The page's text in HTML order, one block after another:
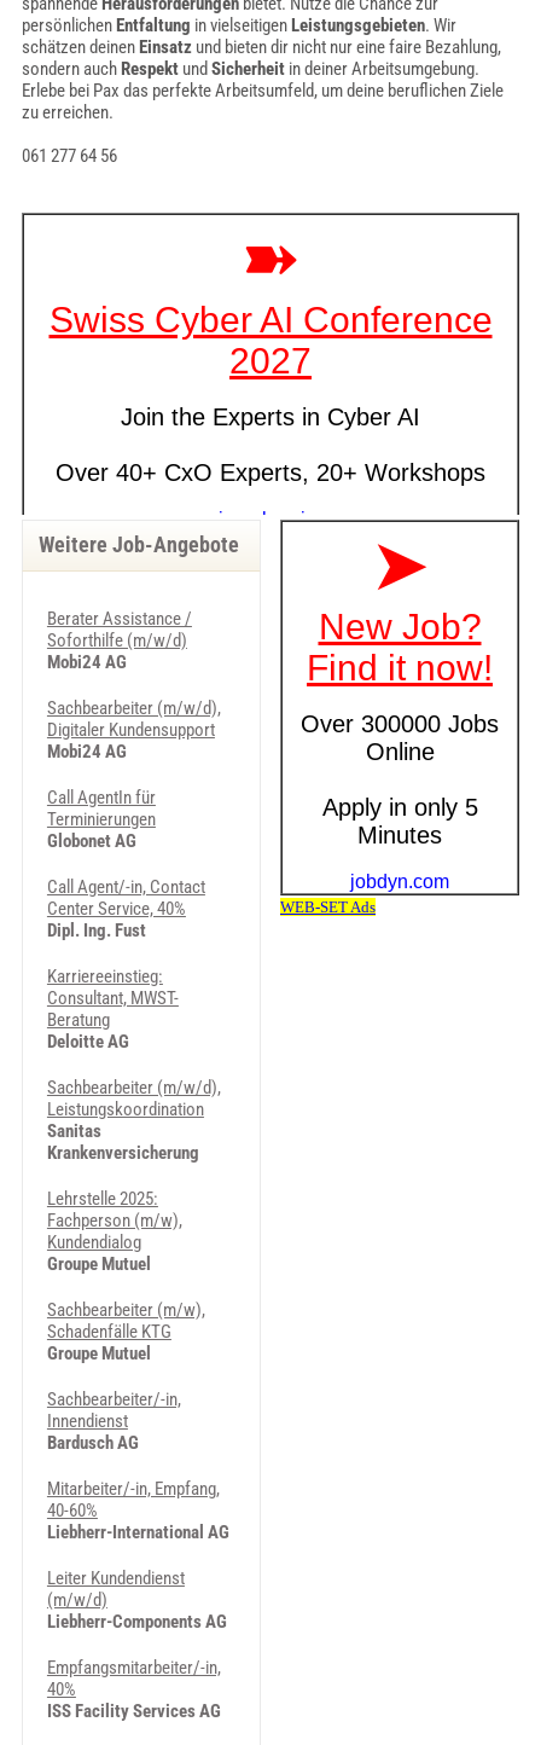
persönlichenEntfaltung in vielseitigenLeistungsgebieten. Wir
schätzen deinenEinsatzund bieten dir nicht nur eine faire Bezahlung,
sondern auch Respektund Sicherheitin deiner Arbeitsumgebung.
Erlebe bei Pax das perfekte Arbeitsumfeld, um deine beruflichen Ziele
zu erreichen.
061 277 64 56
Weitere Job-Angebote
Berater Assistance /
Soforthilfe (m/w/d)
Mobi24 AG
Sachbearbeiter (m/w/d),
Digitaler Kundensupport
Mobi24 AG
Call AgentIn für
Terminierungen
Globonet AG
Call Agent/-in, Contact
Center Service, 40%
Dipl. Ing. Fust
Karriereeinstieg:
Consultant, MWST-
Beratung
Deloitte AG
Sachbearbeiter (m/w/d),
Leistungskoordination
Sanitas
Krankenversicherung
Lehrstelle 2025:
Fachperson (m/w),
Kundendialog
Groupe Mutuel
Sachbearbeiter (m/w),
Schadenfälle KTG
Groupe Mutuel
Sachbearbeiter/-in,
Innendienst
Bardusch AG
Mitarbeiter/-in, Empfang,
40-60%
Liebherr-International AG
Leiter Kundendienst
(m/w/d)
Liebherr-Components AG
Empfangsmitarbeiter/-in,
40%
ISS Facility Services AG